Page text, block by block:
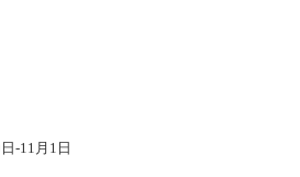
-11月1日